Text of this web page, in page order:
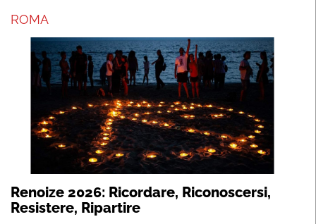
ROMA
Renoize 2026: Ricordare, Riconoscersi,
Resistere, Ripartire